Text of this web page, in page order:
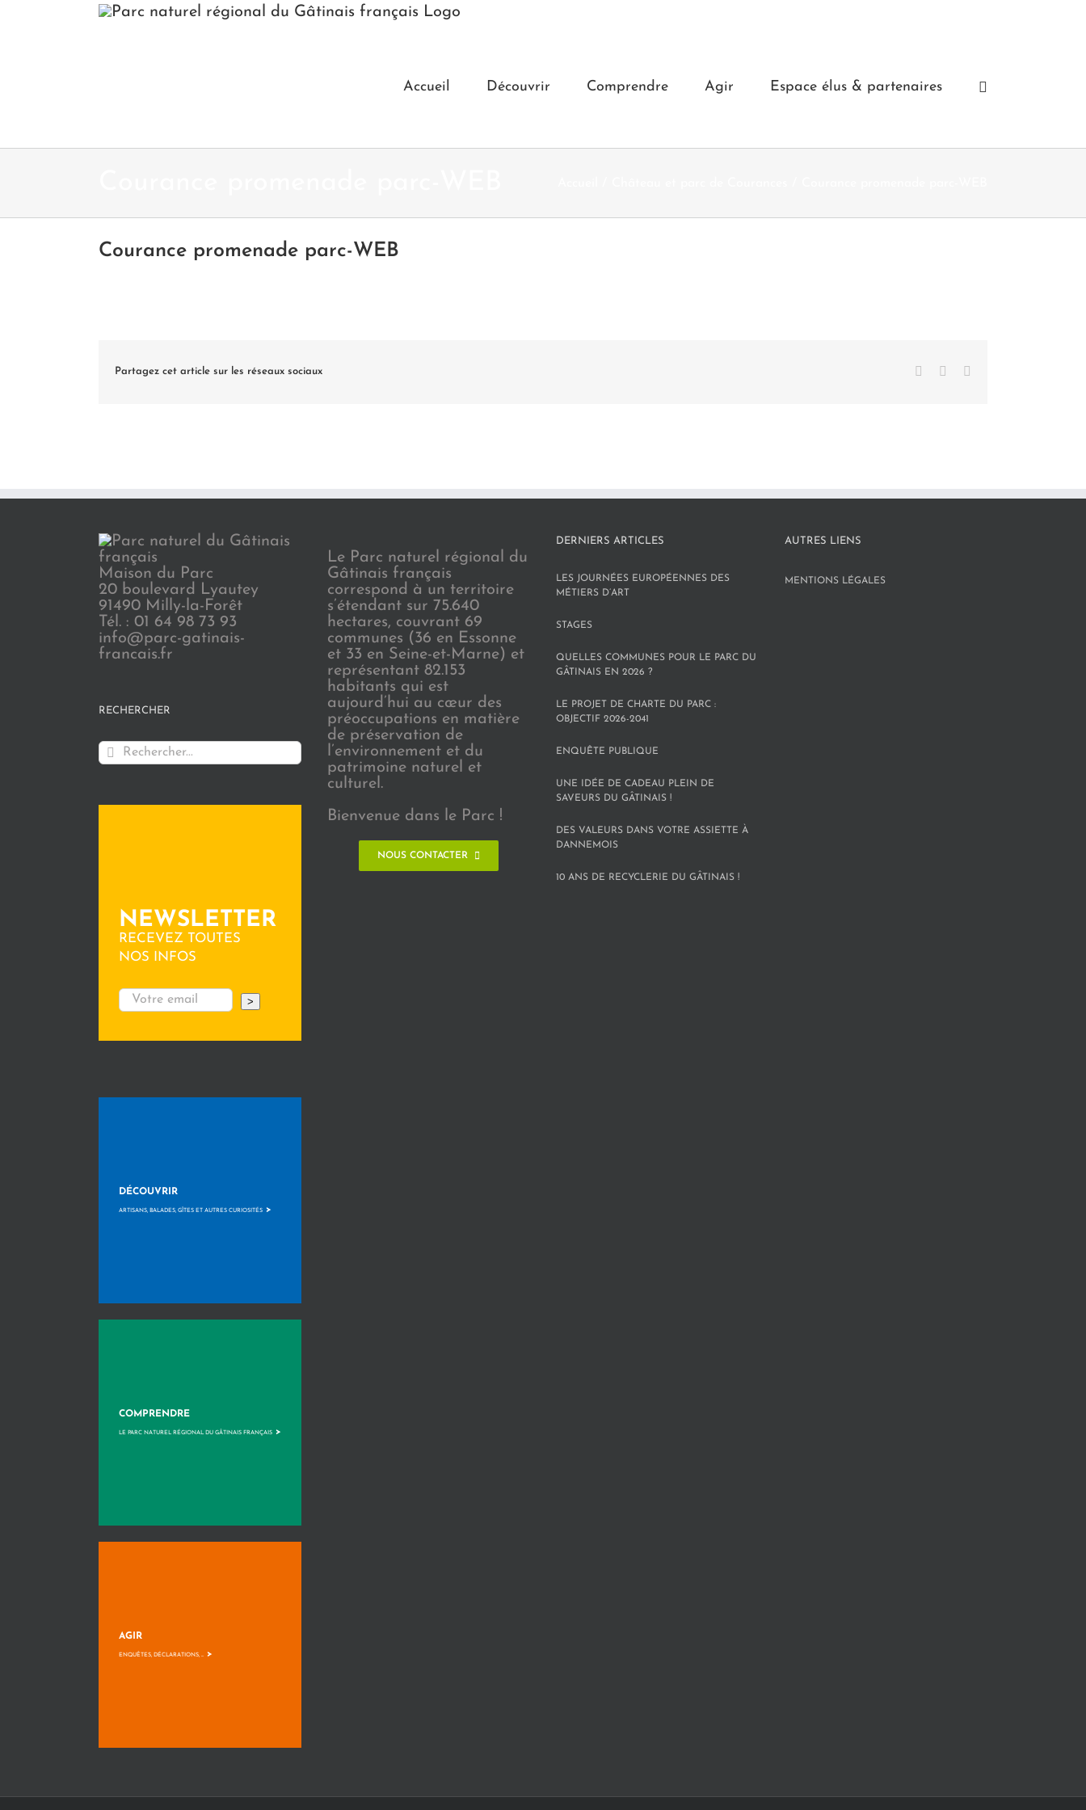
Accueil Découvrir Comprendre Agir Espace élus & partenaires
Courance promenade parc-WEB
Partagez cet article sur les réseaux sociaux Facebook
Maison du Parc
20 boulevard Lyautey
91490 Milly-la-Forêt
Tél. : 01 64 98 73 93
info@parc-gatinais-
francais.fr
RECHERCHER
Rechercher:
NEWSLETTER
RECEVEZ TOUTES
NOS INFOS
>
DÉCOUVRIR
ARTISANS, BALADES, GÎTES ET AUTRES CURIOSITÉS >
COMPRENDRE
LE PARC NATUREL RÉGIONAL DU GÂTINAIS FRANÇAIS >
AGIR
ENQUÊTES, DÉCLARATIONS, ... >
Le Parc naturel régional du
Gâtinais français
correspond à un territoire
s’étendant sur 75.640
hectares, couvrant 69
communes (36 en Essonne
et 33 en Seine-et-Marne) et
représentant 82.153
habitants qui est
aujourd’hui au cœur des
préoccupations en matière
de préservation de
l’environnement et du
patrimoine naturel et
culturel.
Bienvenue dans le Parc !
NOUS CONTACTER
DERNIERS ARTICLES
LES JOURNÉES EUROPÉENNES DES
MÉTIERS D’ART
STAGES
QUELLES COMMUNES POUR LE PARC DU
GÂTINAIS EN 2026 ?
LE PROJET DE CHARTE DU PARC :
OBJECTIF 2026-2041
ENQUÊTE PUBLIQUE
UNE IDÉE DE CADEAU PLEIN DE
SAVEURS DU GÂTINAIS !
DES VALEURS DANS VOTRE ASSIETTE À
DANNEMOIS
10 ANS DE RECYCLERIE DU GÂTINAIS !
AUTRES LIENS
MENTIONS LÉGALES